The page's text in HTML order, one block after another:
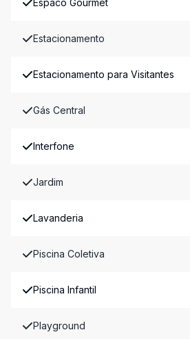
Espaco Gourmet
Estacionamento
Estacionamento para Visitantes
Gás Central
Interfone
Jardim
Lavanderia
Piscina Coletiva
Piscina Infantil
Playground